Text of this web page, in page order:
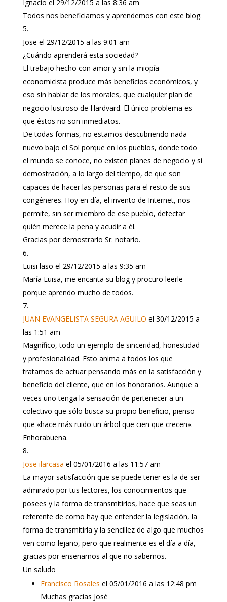
Ignacio el 29/12/2015 a las 8:36 am
Todos nos beneficiamos y aprendemos con este blog.
Jose el 29/12/2015 a las 9:01 am
¿Cuándo aprenderá esta sociedad?
El trabajo hecho con amor y sin la miopía
economicista produce más beneficios económicos, y
eso sin hablar de los morales, que cualquier plan de
negocio lustroso de Hardvard. El único problema es
que éstos no son inmediatos.
De todas formas, no estamos descubriendo nada
nuevo bajo el Sol porque en los pueblos, donde todo
el mundo se conoce, no existen planes de negocio y si
demostración, a lo largo del tiempo, de que son
capaces de hacer las personas para el resto de sus
congéneres. Hoy en día, el invento de Internet, nos
permite, sin ser miembro de ese pueblo, detectar
quién merece la pena y acudir a él.
Gracias por demostrarlo Sr. notario.
Luisi laso el 29/12/2015 a las 9:35 am
María Luisa, me encanta su blog y procuro leerle
porque aprendo mucho de todos.
JUAN EVANGELISTA SEGURA AGUILO el 30/12/2015 a
las 1:51 am
Magnífico, todo un ejemplo de sinceridad, honestidad
y profesionalidad. Esto anima a todos los que
tratamos de actuar pensando más en la satisfacción y
beneficio del cliente, que en los honorarios. Aunque a
veces uno tenga la sensación de pertenecer a un
colectivo que sólo busca su propio beneficio, pienso
que «hace más ruido un árbol que cien que crecen».
Enhorabuena.
Jose ilarcasa el 05/01/2016 a las 11:57 am
La mayor satisfacción que se puede tener es la de ser
admirado por tus lectores, los conocimientos que
posees y la forma de transmitirlos, hace que seas un
referente de como hay que entender la legislación, la
forma de transmitirla y la sencillez de algo que muchos
ven como lejano, pero que realmente es el día a día,
gracias por enseñarnos al que no sabemos.
Un saludo
Francisco Rosales el 05/01/2016 a las 12:48 pm
Muchas gracias José